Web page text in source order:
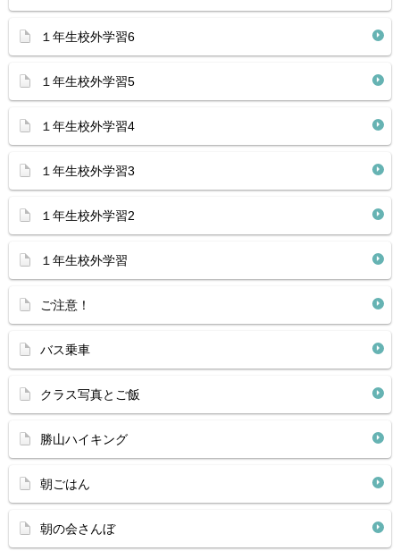
１年生校外学習6
１年生校外学習5
１年生校外学習4
１年生校外学習3
１年生校外学習2
１年生校外学習
ご注意！
バス乗車
クラス写真とご飯
勝山ハイキング
朝ごはん
朝の会さんぼ